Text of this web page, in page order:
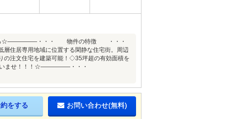
☆―――――・・・ 物件の特徴 ・・・
居専用地域に位置する閑静な住宅街。周辺
の注文住宅を建築可能！◇35坪超の有効面積を
ださいませ！！！☆―――――・・・
をする お問い合わせ(無料)